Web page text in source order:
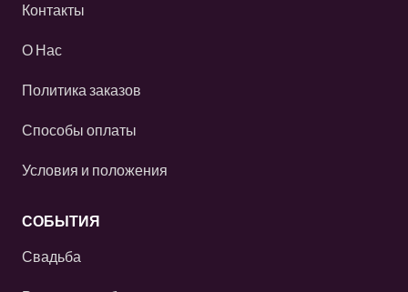
Контакты
О Нас
Политика заказов
Способы оплаты
Условия и положения
СОБЫТИЯ
Свадьба